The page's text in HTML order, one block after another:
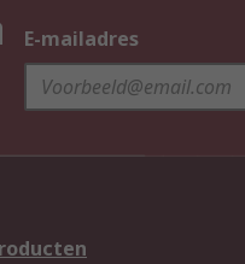
E-mailadres